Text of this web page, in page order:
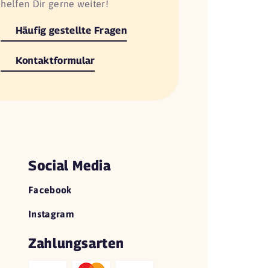
helfen Dir gerne weiter!
Häufig gestellte Fragen
Kontaktformular
Social Media
Facebook
Instagram
Zahlungsarten